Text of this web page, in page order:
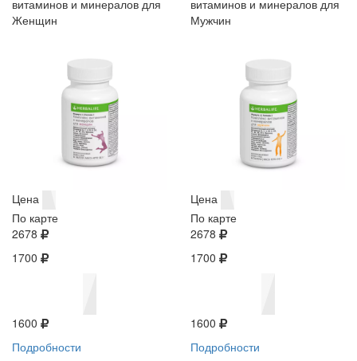
витаминов и минералов для
Женщин
Цена
По карте
2678
1700
1600
Подробности
витаминов и минералов для
Мужчин
Цена
По карте
2678
1700
1600
Подробности